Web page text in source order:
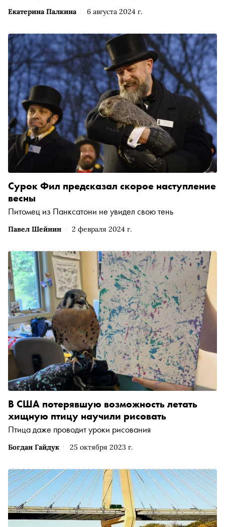
Екатерина Палкина 6 августа 2024 г.
Павел Шейнин 2 февраля 2024 г.
Сурок Фил предсказал скорое наступление
весны
Питомец из Панксатони не увидел свою тень
Богдан Гайдук 25 октября 2023 г.
В США потерявшую возможность летать
хищную птицу научили рисовать
Птица даже проводит уроки рисования